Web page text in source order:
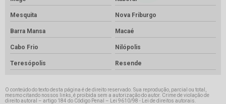
Mesquita Nova Friburgo
Barra Mansa Macaé
Cabo Frio Nilópolis
Teresópolis Resende
O conteúdo do texto desta página é de direito reservado. Sua reprodução, parcial ou total,
mesmo citando nossos links, é proibida sem a autorização do autor. Crime de violação de
direito autoral – artigo 184 do Código Penal –
Lei 9610/98 - Lei de direitos autorais